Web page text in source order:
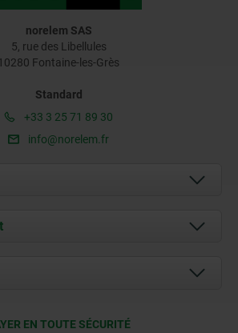
norelem SAS
5, rue des Libellules
Fontaine-les-Grès
Standard
+33 3 25 71 89 30
info@norelem.fr
EN TOUTE SÉCURITÉ